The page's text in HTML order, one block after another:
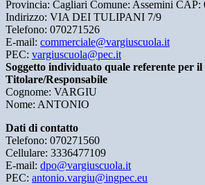
Provincia: Cagliari Comune: Assemini CAP:
Indirizzo: VIA DEI TULIPANI 7/9
Telefono: 070271526
E-mail: commerciale@vargiuscuola.it
PEC: vargiuscuola@pec.it
Soggetto individuato quale referente per il
Titolare/Responsabile
Cognome: VARGIU
Nome: ANTONIO
Dati di contatto
Telefono: 070271560
Cellulare: 3336477109
E-mail: dpo@vargiuscuola.it
PEC: antonio.vargiu@ingpec.eu